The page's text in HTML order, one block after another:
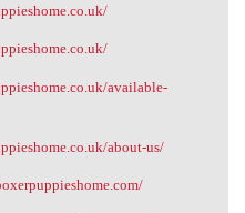
available-
about-us/